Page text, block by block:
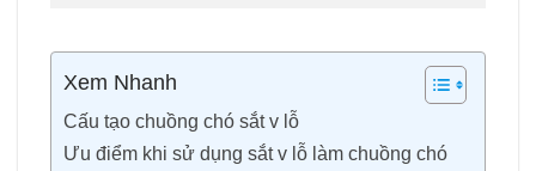
Xem Nhanh
Cấu tạo chuồng chó sắt v lỗ
Ưu điểm khi sử dụng sắt v lỗ làm chuồng chó